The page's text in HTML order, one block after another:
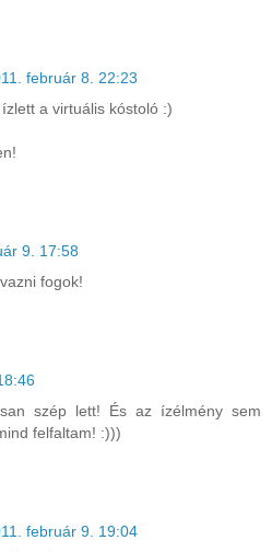
február 8. 22:23
a virtuális kóstoló :)
9. 17:58
fogok!
szép lett! És az ízélmény sem
felfaltam! :)))
február 9. 19:04